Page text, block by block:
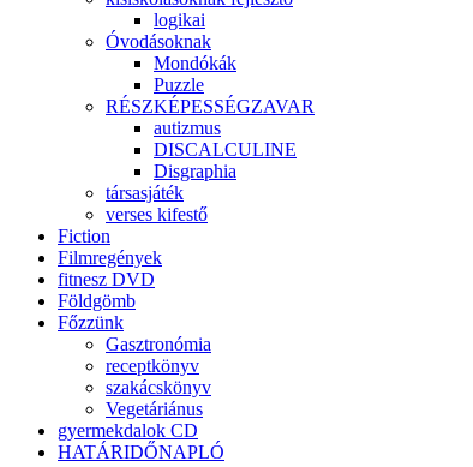
logikai
Óvodásoknak
Mondókák
Puzzle
RÉSZKÉPESSÉGZAVAR
autizmus
DISCALCULINE
Disgraphia
társasjáték
verses kifestő
Fiction
Filmregények
fitnesz DVD
Földgömb
Főzzünk
Gasztronómia
receptkönyv
szakácskönyv
Vegetáriánus
gyermekdalok CD
HATÁRIDŐNAPLÓ